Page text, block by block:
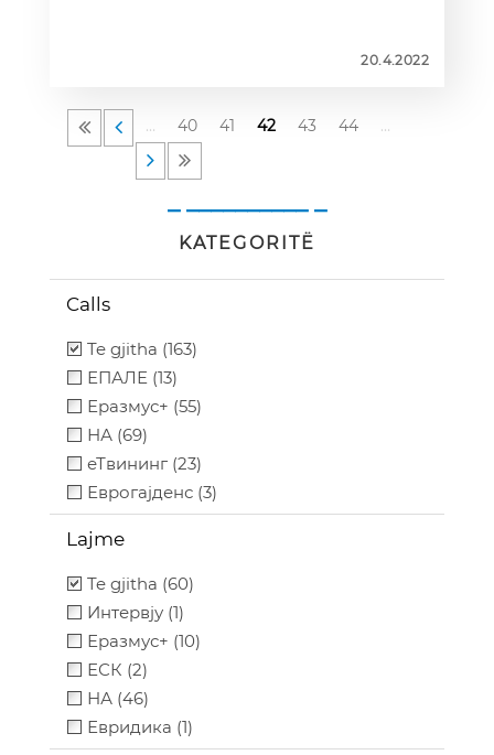
20.4.2022
… 40 41 42 43 44 …
_ __________ _
KATEGORITË
Calls
Te gjitha (163)
ЕПАЛЕ (13)
Еразмус+ (55)
НА (69)
еТвининг (23)
Еврогајденс (3)
Lajme
Te gjitha (60)
Интервју (1)
Еразмус+ (10)
ЕСК (2)
НА (46)
Евридика (1)